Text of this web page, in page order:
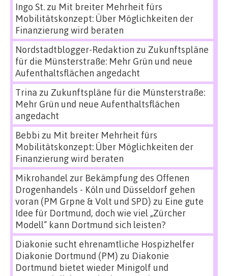
Ingo St.zu Mit breiter Mehrheit fürs
Mobilitätskonzept: Über Möglichkeiten der
Finanzierung wird beraten
Nordstadtblogger-Redaktion zu Zukunftspläne
für die Münsterstraße: Mehr Grün und neue
Aufenthaltsflächen angedacht
Trina zu Zukunftspläne für die Münsterstraße:
Mehr Grün und neue Aufenthaltsflächen
angedacht
Bebbi zu Mit breiter Mehrheit fürs
Mobilitätskonzept: Über Möglichkeiten der
Finanzierung wird beraten
Mikrohandel zur Bekämpfung des Offenen
Drogenhandels - Köln und Düsseldorf gehen
voran (PM Grpne & Volt und SPD) zu Eine gute
Idee für Dortmund, doch wie viel „Zürcher
Modell“ kann Dortmund sich leisten?
Diakonie sucht ehrenamtliche Hospizhelfer
Diakonie Dortmund (PM) zu Diakonie
Dortmund bietet wieder Minigolf und